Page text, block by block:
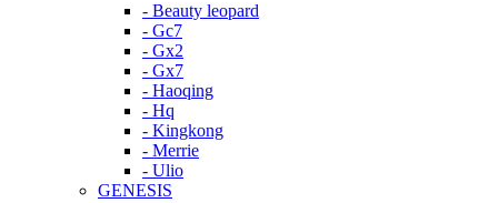
- Beauty leopard
- Gc7
- Gx2
- Gx7
- Haoqing
- Hq
- Kingkong
- Merrie
- Ulio
GENESIS